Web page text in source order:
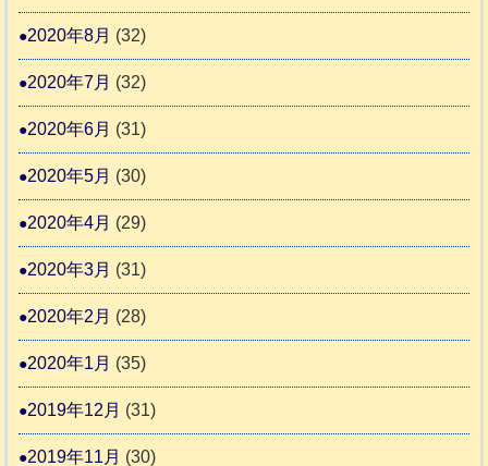
2020年8月 (32)
2020年7月 (32)
2020年6月 (31)
2020年5月 (30)
2020年4月 (29)
2020年3月 (31)
2020年2月 (28)
2020年1月 (35)
2019年12月 (31)
2019年11月 (30)